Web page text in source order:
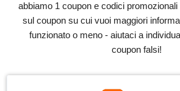
abbiamo 1 coupon e codici
sul coupon su cui vuoi maggiori
funzionato o meno - aiutaci a
coupon falsi!